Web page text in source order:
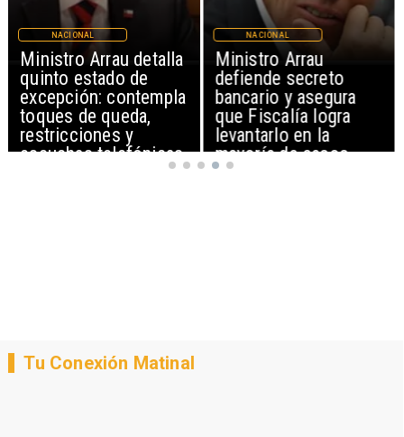
Ministro Arrau
defiende secreto
bancario y asegura
que Fiscalía logra
levantarlo en la
mayoría de casos
NACIONAL
Feriantes rechazan
dichos de Camila
Flores sobre Fabiola
Campillai
NACIONAL
Tu Conexión Matinal